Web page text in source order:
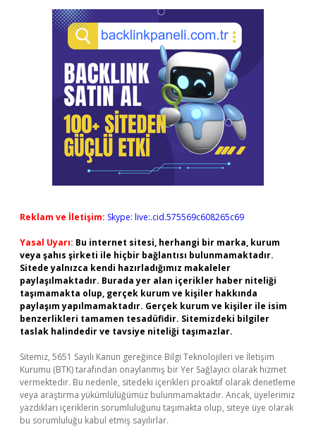
Reklam ve İletişim: Skype: live:.cid.575569c608265c69
Yasal Uyarı: Bu internet sitesi, herhangi bir marka, kurum
veya şahıs şirketi ile hiçbir bağlantısı bulunmamaktadır.
Sitede yalnızca kendi hazırladığımız makaleler
paylaşılmaktadır. Burada yer alan içerikler haber niteliği
taşımamakta olup, gerçek kurum ve kişiler hakkında
paylaşım yapılmamaktadır. Gerçek kurum ve kişiler ile isim
benzerlikleri tamamen tesadüfidir. Sitemizdeki bilgiler
taslak halindedir ve tavsiye niteliği taşımazlar.
Sitemiz, 5651 Sayılı Kanun gereğince Bilgi Teknolojileri ve İletişim
Kurumu (BTK) tarafından onaylanmış bir Yer Sağlayıcı olarak hizmet
vermektedir. Bu nedenle, sitedeki içerikleri proaktif olarak denetleme
veya araştırma yükümlülüğümüz bulunmamaktadır. Ancak, üyelerimiz
yazdıkları içeriklerin sorumluluğunu taşımakta olup, siteye üye olarak
bu sorumluluğu kabul etmiş sayılırlar.